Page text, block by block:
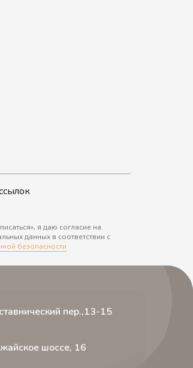
я даю согласие на
данных в соответствии с
безопасности
пер.,13-15
шоссе, 16